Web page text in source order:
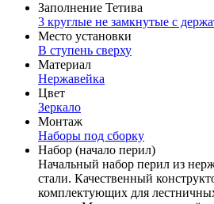
Заполнение Тетива
3 круглые не замкнутые с
Место установки
В ступень сверху
Материал
Нержавейка
Цвет
Зеркало
Монтаж
Наборы под сборку
Набор (начало перил)
Начальный набор перил из
стали. Качественный
комплектующих для